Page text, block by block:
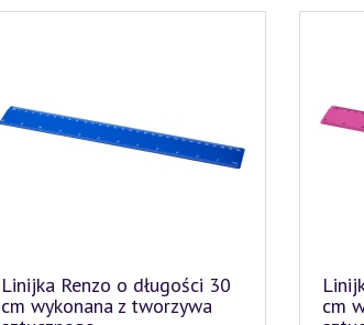
Linijka Renzo o długości 30
cm wykonana z tworzywa
cm